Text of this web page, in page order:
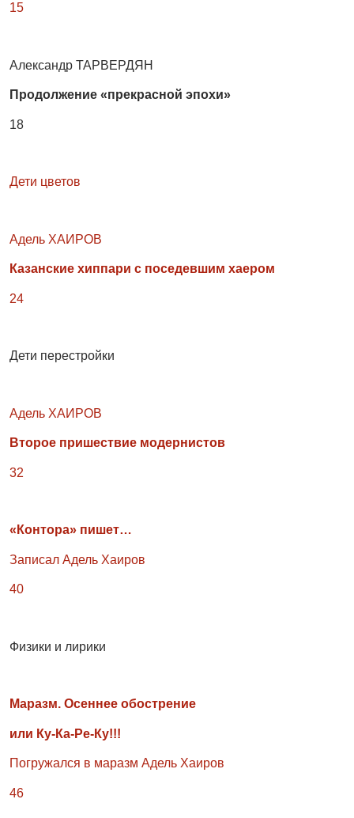
15
Александр ТАРВЕРДЯН
Продолжение «прекрасной эпохи»
18
Дети цветов
Адель ХАИРОВ
Казанские хиппари с поседевшим хаером
24
Дети перестройки
Адель ХАИРОВ
Второе пришествие модернистов
32
«Контора» пишет…
Записал Адель Хаиров
40
Физики и лирики
Маразм. Осеннее обострение
или Ку-Ка-Ре-Ку!!!
Погружался в маразм Адель Хаиров
46